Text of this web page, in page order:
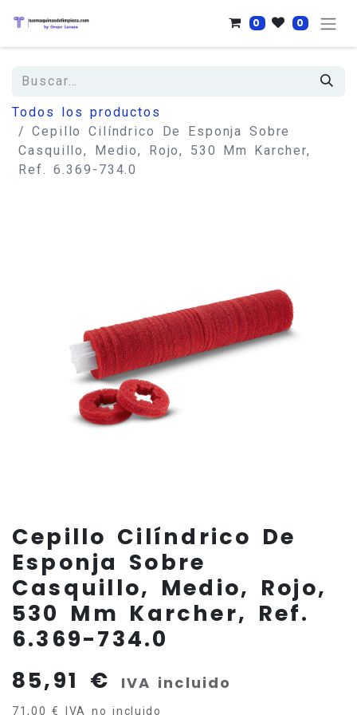
0 0
Todos los productos
Cepillo Cilíndrico De Esponja Sobre
Casquillo, Medio, Rojo, 530 Mm Karcher,
Ref. 6.369-734.0
Cepillo Cilíndrico De
Esponja Sobre
Casquillo, Medio, Rojo,
530 Mm Karcher, Ref.
6.369-734.0
85,91 € IVA incluido
71,00 € IVA no incluido